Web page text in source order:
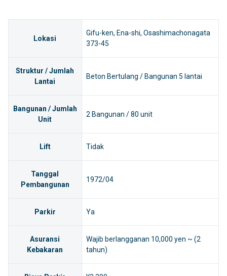
Lokasi
Gifu-ken, Ena-shi, Osashimachonagata
373-45
Struktur / Jumlah
Lantai
Beton Bertulang / Bangunan 5 lantai
Bangunan / Jumlah
Unit
2 Bangunan / 80 unit
Lift Tidak
Tanggal
Pembangunan
1972/04
Parkir Ya
Asuransi
Kebakaran
Wajib berlangganan 10,000 yen ~ (2
tahun)